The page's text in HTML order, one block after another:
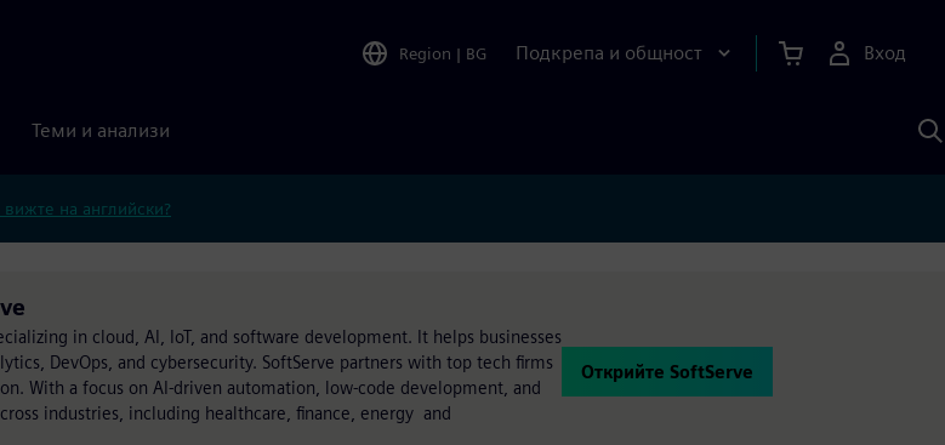
Region | BG Подкрепа и общност Вход
Теми и анализи
с
на английски?
in cloud, AI, IoT, and software development. It helps businesses
DevOps, and cybersecurity. SoftServe partners with top tech firms
With a focus on AI-driven automation, low-code development, and
industries, including healthcare, finance, energy and
Открийте SoftServe